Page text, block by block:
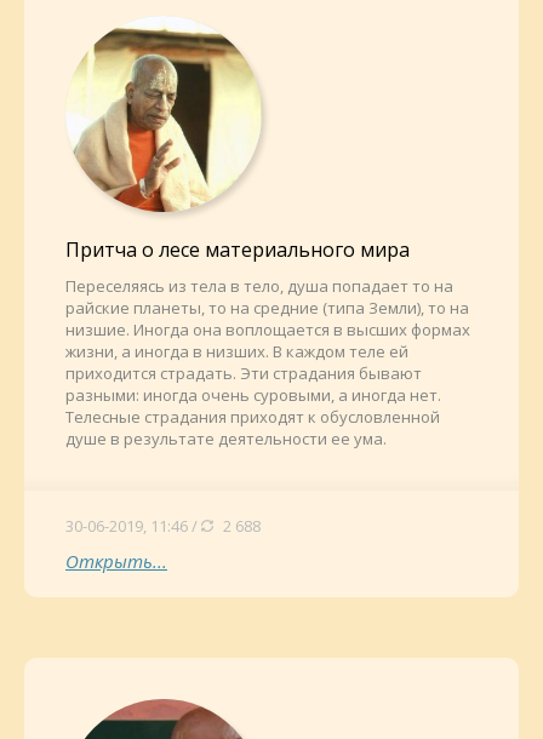
Притча о лесе материального мира
Переселяясь из тела в тело, душа попадает то на
райские планеты, то на средние (типа Земли), то на
низшие. Иногда она воплощается в высших формах
жизни, а иногда в низших. В каждом теле ей
приходится страдать. Эти страдания бывают
разными: иногда очень суровыми, а иногда нет.
Телесные страдания приходят к обусловленной
душе в результате деятельности ее ума.
30-06-2019, 11:46 / 2 688
Открыть...